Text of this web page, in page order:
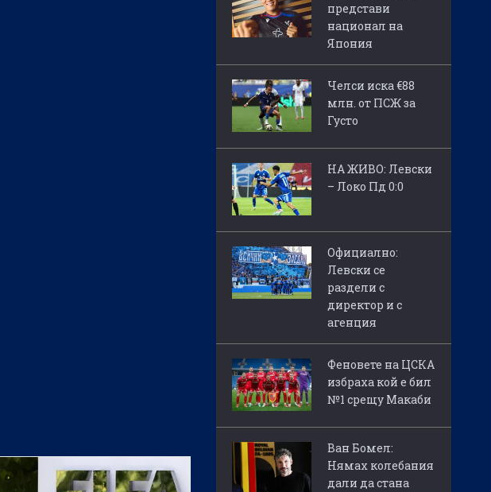
представи
национал на
Япония
Челси иска €88
млн. от ПСЖ за
Густо
НА ЖИВО: Левски
– Локо Пд 0:0
Официално:
Левски се
раздели с
директор и с
агенция
Феновете на ЦСКА
избраха кой е бил
№1 срещу Макаби
Ван Бомел:
Нямах колебания
дали да стана